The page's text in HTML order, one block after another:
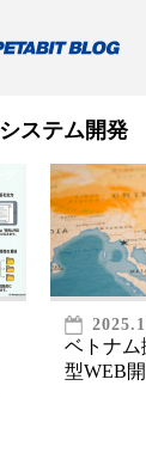
ステム開発
ベトナム
型WEB